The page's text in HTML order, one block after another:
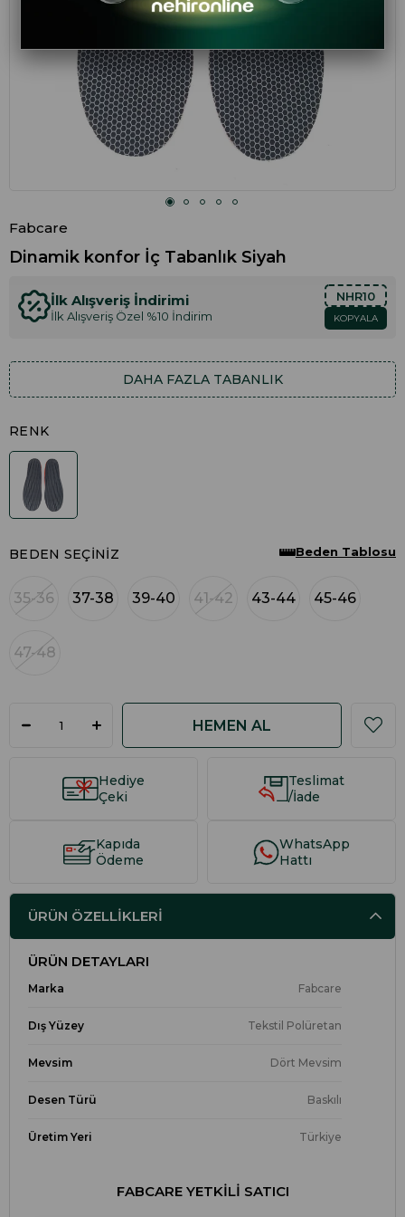
Fabcare
Dinamik konfor İç Tabanlık Siyah
İlk Alışveriş İndirimi
İlk Alışveriş Özel %10 İndirim
NHR10
KOPYALA
DAHA FAZLA TABANLIK
RENK
BEDEN SEÇINIZ
35-36 37-38 39-40 41-42 43-44 45-46
47-48
Beden Tablosu
Hediye
Çeki
Teslimat
/İade
Kapıda
Ödeme
WhatsApp
Hattı
ÜRÜN ÖZELLIKLERI
ÜRÜN DETAYLARI
Marka Fabcare
Dış Yüzey Tekstil Polüretan
Mevsim Dört Mevsim
Desen Türü Baskılı
Üretim Yeri Türkiye
FABCARE YETKILI SATICI